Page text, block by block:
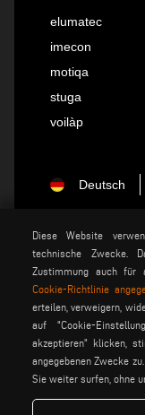
elumatec
imecon
motiqa
stuga
voilàp
Deutsch
be the
privacy policy
cookie policy
allgemeine
Diese Website
technische Zwecke.
Zustimmung auch für
Cookie-Richtlinie
erteilen, verweigern,
auf "Cookie-
akzeptieren" klicken,
angegebenen Zwecke
Sie weiter surfen, ohne